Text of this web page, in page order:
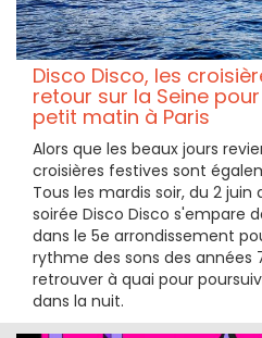
Disco Disco, les
retour sur la Seine
petit matin à Paris
Alors que les beaux jours
croisières festives sont
Tous les mardis soir, du 2
soirée Disco Disco s'empare
dans le 5e arrondissement
rythme des sons des années
retrouver à quai pour
dans la nuit.